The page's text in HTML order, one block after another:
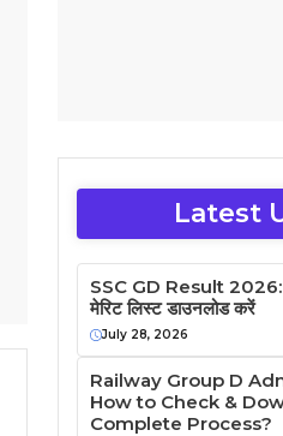
Latest
SSC GD Result 2026:
मेरिट लिस्ट डाउनलोड करें
July 28, 2026
Railway Group D
How to Check &
Complete Process?